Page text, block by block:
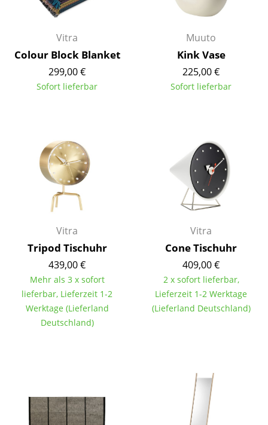
Teppiche
Vorhänge
Wohnzimmer
Esszimmer
Schlafzimmer
Arbeitszimmer
Diele
Badezimmer
Stauraum
Management Büro
Vitra
Colour Block Blanket
299,00 €
Sofort lieferbar
Muuto
Kink Vase
225,00 €
Sofort lieferbar
Vitra
Tripod Tischuhr
439,00 €
Mehr als 3 x sofort
lieferbar, Lieferzeit 1-2
Werktage (Lieferland
Deutschland)
Vitra
Cone Tischuhr
409,00 €
2 x sofort lieferbar,
Lieferzeit 1-2 Werktage
(Lieferland Deutschland)